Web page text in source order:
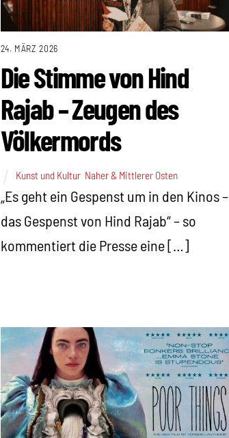
24. MÄRZ 2026
Die Stimme von Hind
Rajab – Zeugen des
Völkermords
Kunst und Kultur, Naher & Mittlerer Osten
„Es geht ein Gespenst um in den Kinos –
das Gespenst von Hind Rajab“ – so
kommentiert die Presse eine […]